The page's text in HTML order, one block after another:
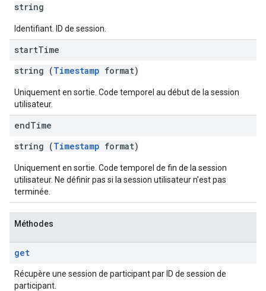
string
Identifiant. ID de session.
startTime
string (Timestamp format)
Uniquement en sortie. Code temporel au début de la session
utilisateur.
endTime
string (Timestamp format)
Uniquement en sortie. Code temporel de fin de la session
utilisateur. Ne définir pas si la session utilisateur n'est pas
terminée.
Méthodes
get
Récupère une session de participant par ID de session de
participant.